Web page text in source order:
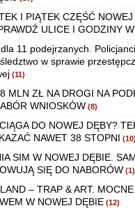
I PIĄTEK CZĘŚĆ NOWEJ
ULICE I GODZINY
11 podejrzanych.
w sprawie
(11)
MLN ZŁ NA DROGI NA
WNIOSKÓW (8)
DO NOWEJ DĘBY?
NAWET 38 STOPNI (10)
SIM W NOWEJ DĘBIE.
SIĘ DO NABORÓW (1)
– TRAP & ART.
W NOWEJ DĘBIE (12)